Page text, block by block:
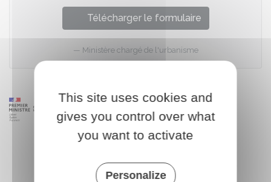
Télécharger le formulaire
Ministère chargé de l'urbanisme
This site uses cookies and
gives you control over what
you want to activate
Personalize